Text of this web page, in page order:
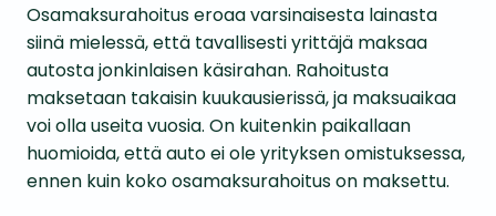
Osamaksurahoitus eroaa varsinaisesta lainasta
siinä mielessä, että tavallisesti yrittäjä maksaa
autosta jonkinlaisen käsirahan. Rahoitusta
maksetaan takaisin kuukausierissä, ja maksuaikaa
voi olla useita vuosia. On kuitenkin paikallaan
huomioida, että auto ei ole yrityksen omistuksessa,
ennen kuin koko osamaksurahoitus on maksettu.